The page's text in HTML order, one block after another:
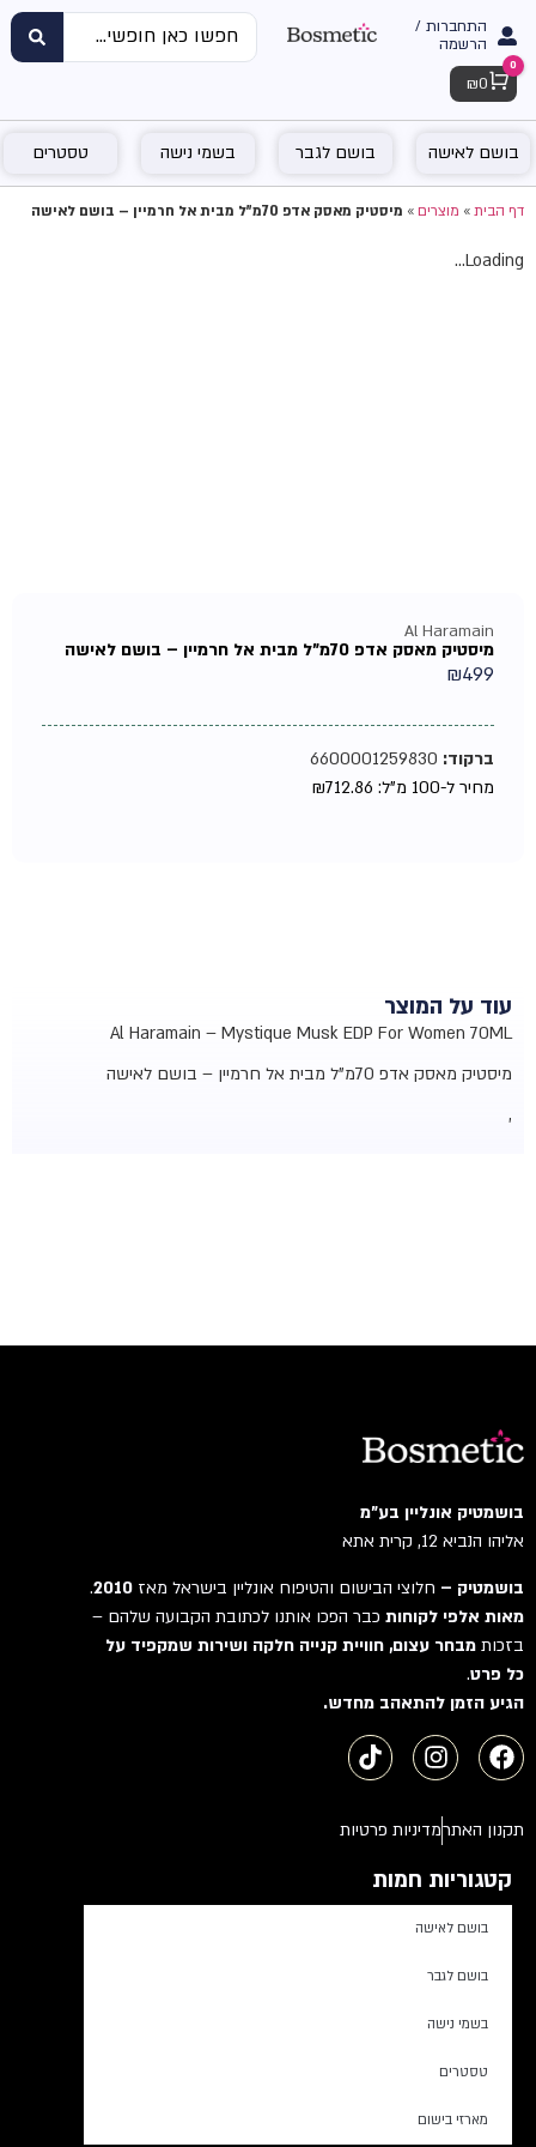
התחברות /
הרשמה
Cart
0
₪ 0
בושם לאישה בושם לגבר בשמי נישה טסטרים
דף הבית»מוצרים»מיסטיק מאסק אדפ 70מ"ל מבית אל חרמיין – בושם לאישה
Loading...
Al Haramain
מיסטיק מאסק אדפ 70מ"ל מבית אל חרמיין – בושם לאישה
₪499
ברקוד:6600001259830
מחיר ל-100 מ"ל:
₪712.86
עוד על המוצר
Al Haramain – Mystique Musk EDP For Women 70ML
מיסטיק מאסק אדפ 70מ"ל מבית אל חרמיין – בושם לאישה
בושמטיק אונליין בע"מ
אליהו הנביא 12, קרית אתא
בושמטיק –חלוצי הבישום והטיפוח אונליין בישראל מאז2010
.
מאות אלפי לקוחותכבר הפכו אותנו לכתובת הקבועה שלהם –
בזכותמבחר עצום, חוויית קנייה חלקה ושירות שמקפיד על
כל פרט.
הגיע הזמן להתאהב מחדש.
תקנון האתרמדיניות פרטיות
קטגוריות חמות
בושם לאישה
בושם לגבר
בשמי נישה
טסטרים
מארזי בישום